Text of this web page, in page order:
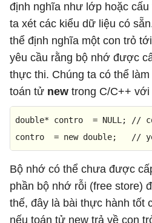
định nghĩa như lớp hoặc
ta xét các kiểu dữ liệu có
thể định nghĩa một con trỏ
yêu cầu rằng bộ nhớ được
thực thi. Chúng ta có thể
toán tử new trong C/C++ với
double* contro  = NULL ;
//
contro  = new double; //
Bộ nhớ có thể chưa được
phần bộ nhớ rỗi (free store)
thế, đây là bài thực hành tốt
nếu toán tử new trả về con